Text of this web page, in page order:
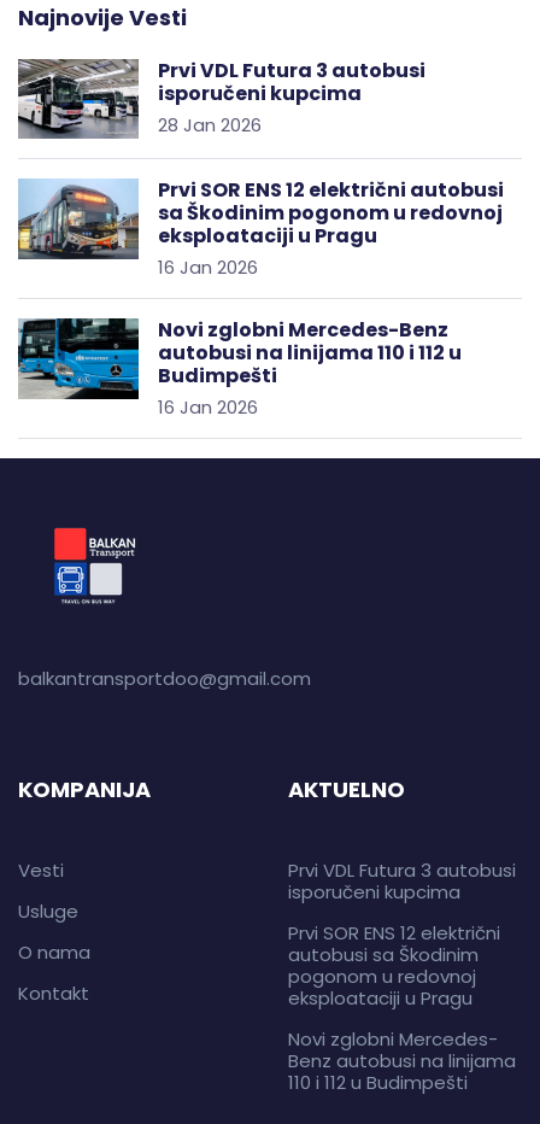
Najnovije Vesti
Prvi VDL Futura 3 autobusi
isporučeni kupcima
28 Jan 2026
Prvi SOR ENS 12 električni autobusi
sa Škodinim pogonom u redovnoj
eksploataciji u Pragu
16 Jan 2026
Novi zglobni Mercedes-Benz
autobusi na linijama 110 i 112 u
Budimpešti
16 Jan 2026
balkantransportdoo@gmail.com
KOMPANIJA
Vesti
Usluge
O nama
Kontakt
AKTUELNO
Prvi VDL Futura 3 autobusi
isporučeni kupcima
Prvi SOR ENS 12 električni
autobusi sa Škodinim
pogonom u redovnoj
eksploataciji u Pragu
Novi zglobni Mercedes-
Benz autobusi na linijama
110 i 112 u Budimpešti